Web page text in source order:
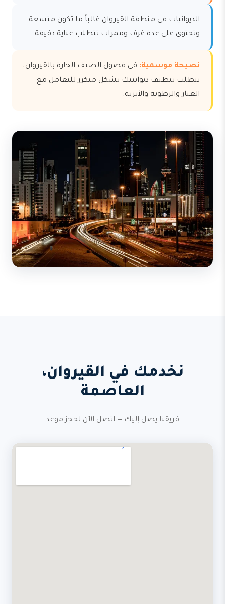
الديوانيات في منطقة القيروان غالباً ما تكون متسعة
وتحتوي على عدة غرف وممرات تتطلب عناية دقيقة.
نصيحة موسمية: في فصول الصيف الحارة بالقيروان،
يتطلب تنظيف ديوانيتك بشكل متكرر للتعامل مع
الغبار والرطوبة والأتربة.
نخدمك في القيروان،
العاصمة
فريقنا يصل إليك — اتصل الآن لحجز موعد